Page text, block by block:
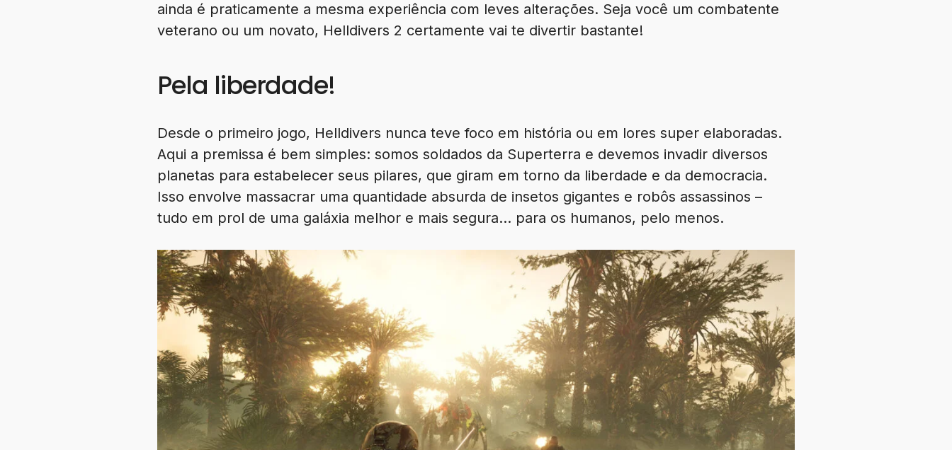
ainda é praticamente a mesma experiência com leves alterações. Seja você um combatente
veterano ou um novato, Helldivers 2 certamente vai te divertir bastante!
Pela liberdade!
Desde o primeiro jogo, Helldivers nunca teve foco em história ou em lores super elaboradas.
Aqui a premissa é bem simples: somos soldados da Superterra e devemos invadir diversos
planetas para estabelecer seus pilares, que giram em torno da liberdade e da democracia.
Isso envolve massacrar uma quantidade absurda de insetos gigantes e robôs assassinos –
tudo em prol de uma galáxia melhor e mais segura… para os humanos, pelo menos.